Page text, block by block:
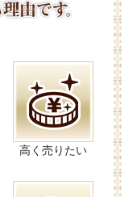
高く売りたい